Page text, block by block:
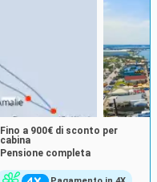
Fino a 900€ di sconto per
cabina
Pensione completa